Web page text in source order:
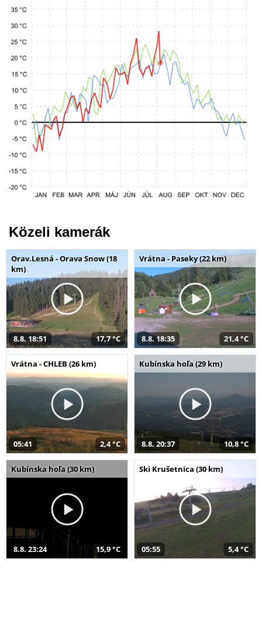
Közeli kamerák
Orav.Lesná - Orava Snow (18
km)
8.8. 18:51 17,7 °C
Vrátna - Paseky (22 km)
8.8. 18:35 21,4 °C
Vrátna - CHLEB (26 km)
05:41 2,4 °C
Kubínska hoľa (29 km)
8.8. 20:37 10,8 °C
Kubínska hoľa (30 km)
8.8. 23:24 15,9 °C
Ski Krušetnica (30 km)
05:55 5,4 °C